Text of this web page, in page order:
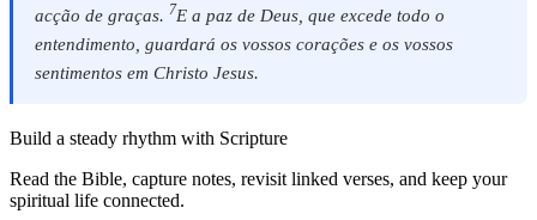
acção de graças. 7E a paz de Deus, que excede todo o
entendimento, guardará os vossos corações e os vossos
sentimentos em Christo Jesus.
Build a steady rhythm with Scripture
Read the Bible, capture notes, revisit linked verses, and keep your
spiritual life connected.